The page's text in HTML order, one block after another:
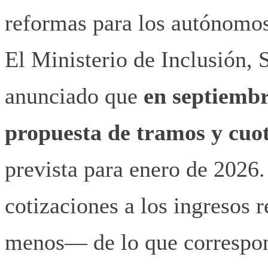
reformas para los
El Ministerio de Inclusión,
anunciado que en
propuesta de tramos y
prevista para enero de
cotizaciones a los ingresos
menos— de lo que